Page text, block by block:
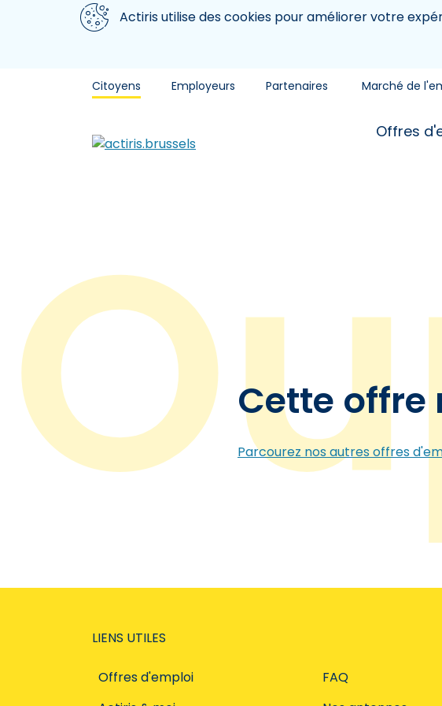
Aller au contenu principal
Nous utilisons des cookiesActiris utilise des cookies pour améliorer votre
Citoyens Employeurs Partenaires Marché de
Offres
Cette offre
Parcourez nos autres offres
LIENS UTILES
Offres d'emploi
FAQ